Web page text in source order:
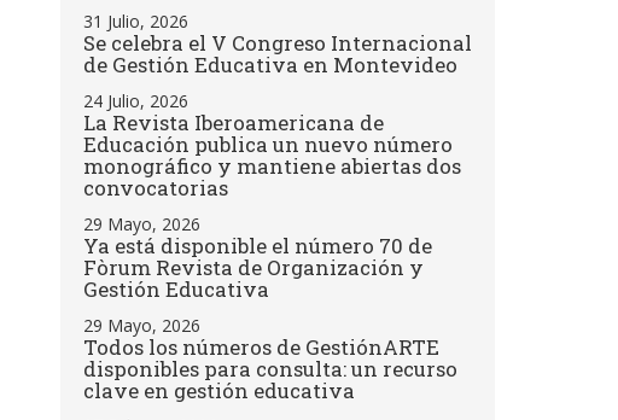
31 Julio, 2026
Se celebra el V Congreso Internacional
de Gestión Educativa en Montevideo
24 Julio, 2026
La Revista Iberoamericana de
Educación publica un nuevo número
monográfico y mantiene abiertas dos
convocatorias
29 Mayo, 2026
Ya está disponible el número 70 de
Fòrum Revista de Organización y
Gestión Educativa
29 Mayo, 2026
Todos los números de GestiónARTE
disponibles para consulta: un recurso
clave en gestión educativa